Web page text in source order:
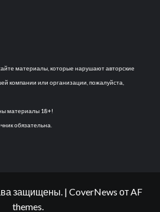
материалы, которые нарушают авторские
компании или организации, пожалуйста,
материалы 18+!
обязательна.
защищены. | CoverNews от AF
themes.